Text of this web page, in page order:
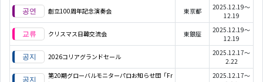
創立100周年記念演奏会 東京都
2025.12.19～
12.19
クリスマス日韓交流会 東銀座
2025.12.19～
12.19
2026コリアグランドセール
2025.12.17～
2.22
第20期グローバルモニターパロお知らせ団「Fr
2025.12.17～